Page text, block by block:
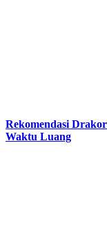
Rekomendasi
Waktu Luang